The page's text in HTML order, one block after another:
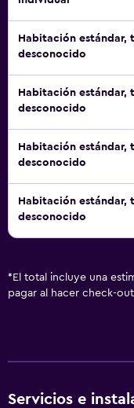
Habitación estándar,
desconocido
Habitación estándar,
desconocido
Habitación estándar,
desconocido
Habitación estándar,
desconocido
* El total incluye una
pagar al hacer check-
Servicios e